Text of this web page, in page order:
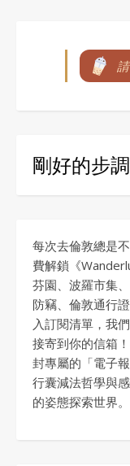
剛好的步
每次去倫敦總是
費解鎖《
芬園、波羅市集
防竊、倫敦通行
入訂閱清單，我
接寄到你的信箱
封專屬的「電子
行囊減法哲學與
的姿態探索世界。